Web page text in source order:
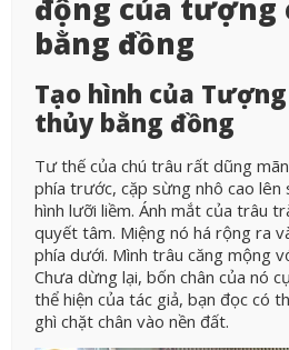
động của tượng
bằng đồng
Tạo hình của
thủy bằng đồng
Tư thế của chú trâu rất dũng
phía trước, cặp sừng nhô cao lên
hình lưỡi liềm. Ánh mắt của trâu
quyết tâm. Miệng nó há rộng ra
phía dưới. Mình trâu căng mộng
Chưa dừng lại, bốn chân của nó
thể hiện của tác giả, bạn đọc có
ghì chặt chân vào nền đất.